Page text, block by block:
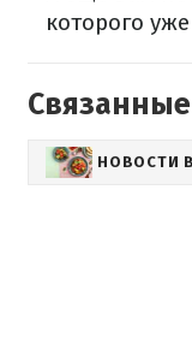
которого
НОВОСТИ